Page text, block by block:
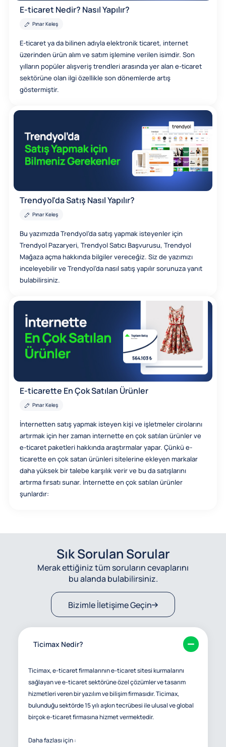
E-ticaret Nedir? Nasıl Yapılır?
Pınar Keleş
E-ticaret ya da bilinen adıyla elektronik ticaret, internet
üzerinden ürün alım ve satım işlemine verilen isimdir. Son
yılların popüler alışveriş trendleri arasında yer alan e-ticaret
sektörüne olan ilgi özellikle son dönemlerde artış
göstermiştir.
Trendyol'da Satış Nasıl Yapılır?
Pınar Keleş
Bu yazımızda Trendyol’da satış yapmak isteyenler için
Trendyol Pazaryeri, Trendyol Satıcı Başvurusu, Trendyol
Mağaza açma hakkında bilgiler vereceğiz. Siz de yazımızı
inceleyebilir ve Trendyol’da nasıl satış yapılır sorunuza yanıt
bulabilirsiniz.
E-ticarette En Çok Satılan Ürünler
Pınar Keleş
İnternetten satış yapmak isteyen kişi ve işletmeler cirolarını
artırmak için her zaman internette en çok satılan ürünler ve
e-ticaret paketleri hakkında araştırmalar yapar. Çünkü e-
ticarette en çok satan ürünleri sitelerine ekleyen markalar
daha yüksek bir talebe karşılık verir ve bu da satışlarını
artırma fırsatı sunar. İnternette en çok satılan ürünler
şunlardır:
Sık Sorulan Sorular
Merak ettiğiniz tüm soruların cevaplarını
bu alanda bulabilirsiniz.
Bizimle İletişime Geçin
Ticimax Nedir?
Ticimax, e-ticaret firmalarının e-ticaret sitesi kurmalarını
sağlayan ve e-ticaret sektörüne özel çözümler ve tasarım
hizmetleri veren bir yazılım ve bilişim firmasıdır. Ticimax,
bulunduğu sektörde 15 yılı aşkın tecrübesi ile ulusal ve global
birçok e-ticaret firmasına hizmet vermektedir.
Daha fazlası için :